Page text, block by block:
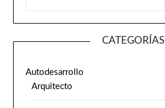
CATEGORÍAS
Autodesarrollo
Arquitecto